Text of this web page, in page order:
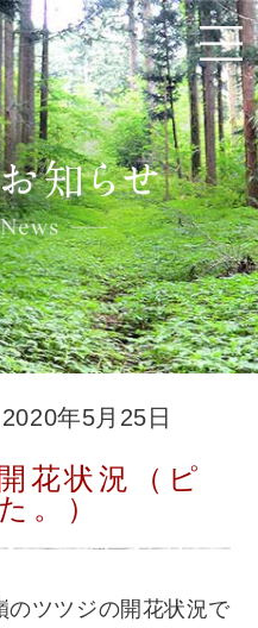
2020年5月25日
花状況（ピ
。）
のツツジの開花状況で